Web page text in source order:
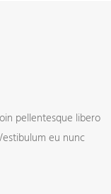
pellentesque libero
eu nunc